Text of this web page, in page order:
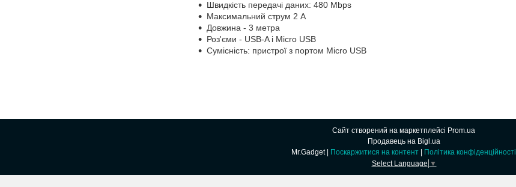
Швидкість передачі даних: 480 Mbps
Максимальний струм 2 А
Довжина - 3 метра
Роз'єми - USB-A і Micro USB
Сумісність: пристрої з портом Micro USB
Сайт створений на маркетплейсі Prom.ua
Продавець на Bigl.ua
Mr.Gadget | Поскаржитися на контент | Політика конфіденційності
Select Language ▼